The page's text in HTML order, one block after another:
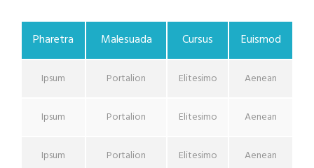
Pharetra Malesuada Cursus Euismod
Ipsum Portalion Elitesimo Aenean
Ipsum Portalion Elitesimo Aenean
Ipsum Portalion Elitesimo Aenean